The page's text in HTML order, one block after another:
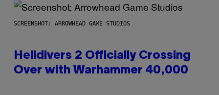
SCREENSHOT: ARROWHEAD GAME STUDIOS
Helldivers 2 Officially Crossing
Over with Warhammer 40,000